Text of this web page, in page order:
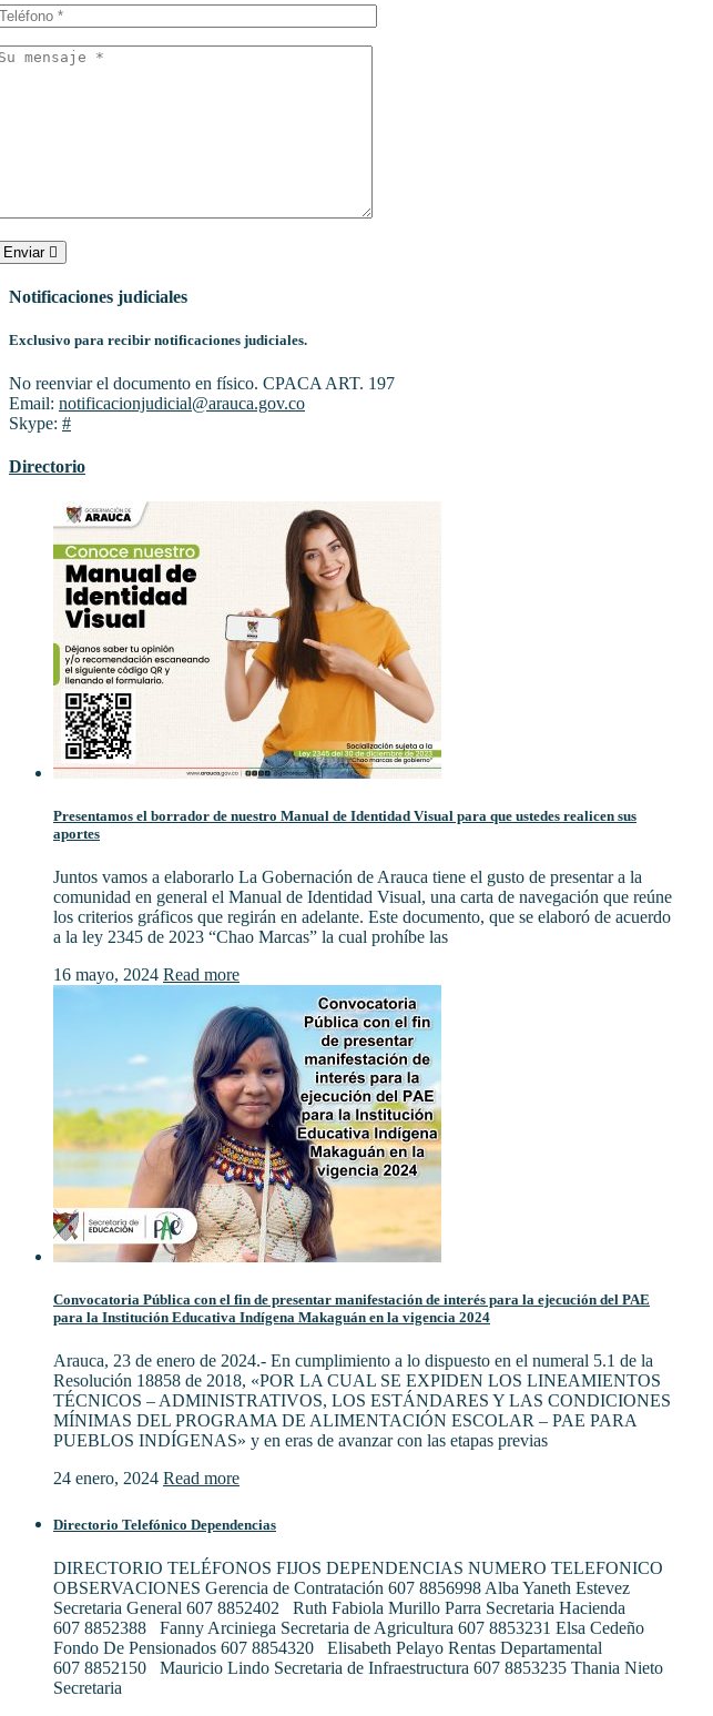
Enviar
Notificaciones judiciales
Exclusivo para recibir notificaciones judiciales.
No reenviar el documento en físico. CPACA ART. 197
Email: notificacionjudicial@arauca.gov.co
Skype: #
Directorio
Presentamos el borrador de nuestro Manual de Identidad Visual para que ustedes realicen sus
aportes
Juntos vamos a elaborarlo La Gobernación de Arauca tiene el gusto de presentar a la
comunidad en general el Manual de Identidad Visual, una carta de navegación que reúne
los criterios gráficos que regirán en adelante. Este documento, que se elaboró de acuerdo
a la ley 2345 de 2023 “Chao Marcas” la cual prohíbe las
16 mayo, 2024 Read more
Convocatoria Pública con el fin de presentar manifestación de interés para la ejecución del PAE
para la Institución Educativa Indígena Makaguán en la vigencia 2024
Arauca, 23 de enero de 2024.- En cumplimiento a lo dispuesto en el numeral 5.1 de la
Resolución 18858 de 2018, «POR LA CUAL SE EXPIDEN LOS LINEAMIENTOS
TÉCNICOS – ADMINISTRATIVOS, LOS ESTÁNDARES Y LAS CONDICIONES
MÍNIMAS DEL PROGRAMA DE ALIMENTACIÓN ESCOLAR – PAE PARA
PUEBLOS INDÍGENAS» y en eras de avanzar con las etapas previas
24 enero, 2024 Read more
Directorio Telefónico Dependencias
DIRECTORIO TELÉFONOS FIJOS DEPENDENCIAS NUMERO TELEFONICO
OBSERVACIONES Gerencia de Contratación 607 8856998 Alba Yaneth Estevez
Secretaria General 607 8852402 Ruth Fabiola Murillo Parra Secretaria Hacienda
607 8852388 Fanny Arciniega Secretaria de Agricultura 607 8853231 Elsa Cedeño
Fondo De Pensionados 607 8854320 Elisabeth Pelayo Rentas Departamental
607 8852150 Mauricio Lindo Secretaria de Infraestructura 607 8853235 Thania Nieto
Secretaria